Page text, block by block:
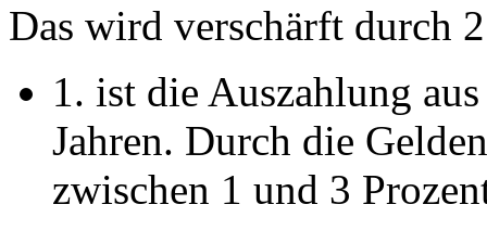
Das wird verschärft durch
1. ist die Auszahlung
Jahren. Durch die
zwischen 1 und 3